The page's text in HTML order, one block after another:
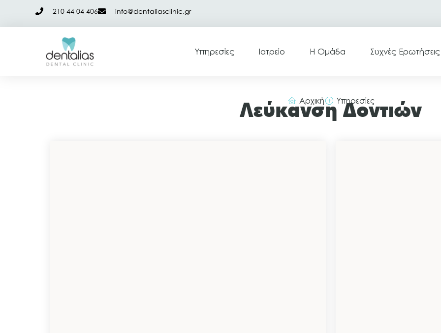
210 44 04 406 info@dentaliasclinic.gr
Υπηρεσίες Ιατρείο Η Ομάδα Συχνές Ερωτήσεις
Αρχική Υπηρεσίες
Λεύκανση Δοντιών